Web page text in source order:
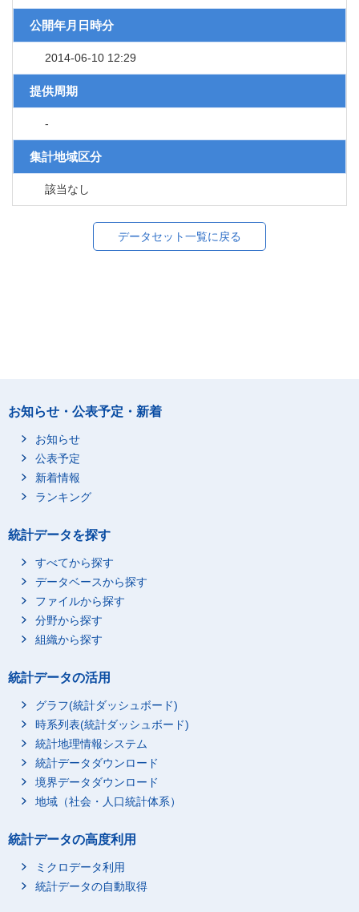
公開年月日時分
2014-06-10 12:29
提供周期
-
集計地域区分
該当なし
データセット一覧に戻る
お知らせ・公表予定・新着
お知らせ
公表予定
新着情報
ランキング
統計データを探す
すべてから探す
データベースから探す
ファイルから探す
分野から探す
組織から探す
統計データの活用
グラフ(統計ダッシュボード)
時系列表(統計ダッシュボード)
統計地理情報システム
統計データダウンロード
境界データダウンロード
地域（社会・人口統計体系）
統計データの高度利用
ミクロデータ利用
統計データの自動取得